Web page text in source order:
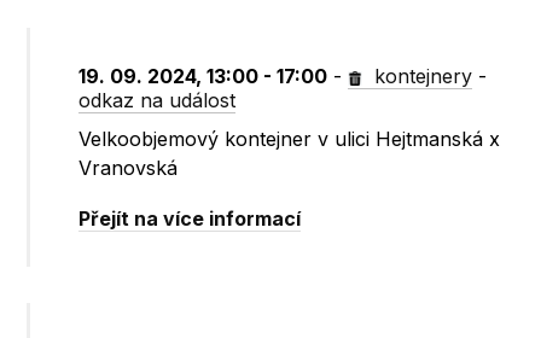
19. 09. 2024, 13:00 - 17:00 - kontejnery -
odkaz na událost
Velkoobjemový kontejner v ulici Hejtmanská x
Vranovská
Přejít na více informací